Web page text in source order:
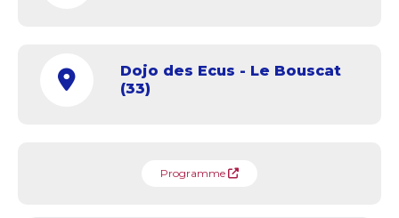
Dojo des Ecus - Le Bouscat
(33)
Programme